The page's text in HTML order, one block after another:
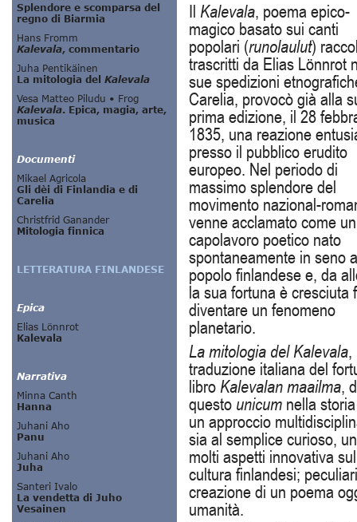
Il Kalevala, poema epico-
magico basato sui canti
popolari (runolaulut)
trascritti da Elias Lönnrot
sue spedizioni
Carelia, provocò già alla
prima edizione, il 28
1835, una reazione
presso il pubblico erudito
europeo. Nel periodo di
massimo splendore del
movimento nazional-
venne acclamato come un
capolavoro poetico nato
spontaneamente in seno
popolo finlandese e, da
la sua fortuna è cresciuta
diventare un fenomeno
planetario.
La mitologia del Kalevala,
traduzione italiana del
libro Kalevalan maailma,
questo unicum nella
un approccio
sia al semplice curioso,
molti aspetti innovativa
cultura finlandesi;
creazione di un poema
umanità.